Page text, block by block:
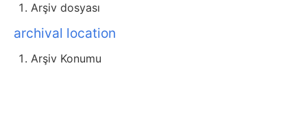
Arşiv dosyası
archival location
Arşiv Konumu